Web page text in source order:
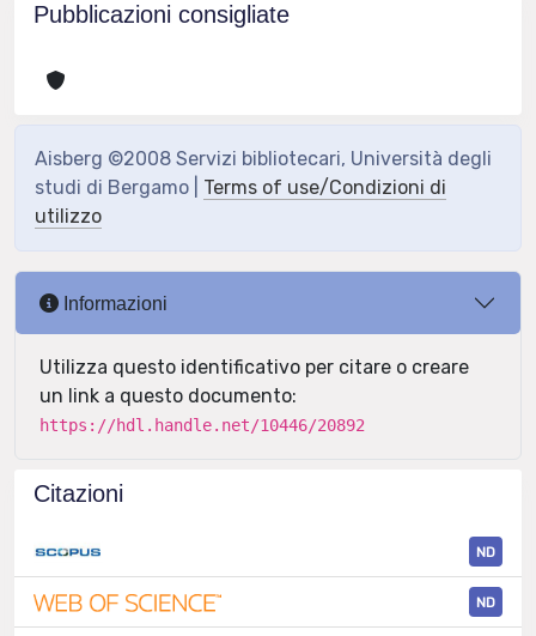
Pubblicazioni consigliate
Aisberg ©2008 Servizi bibliotecari, Università degli
studi di Bergamo | Terms of use/Condizioni di
utilizzo
Informazioni
Utilizza questo identificativo per citare o creare
un link a questo documento:
https://hdl.handle.net/10446/20892
Citazioni
ND
ND